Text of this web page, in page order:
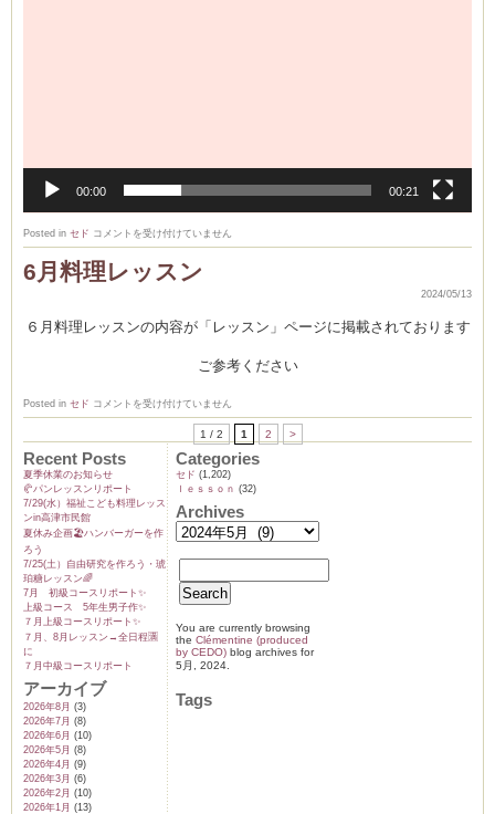
00:00 00:21
Posted in セド 🍀
お
か
ら
コメントを受け付けていません
6月料理レッスン
2024/05/13
６月料理レッスンの内容が「レッスン」ページに掲載されております
ご参考ください
Posted in セド 6
理
レ
ッ
ス
ン
は
コメントを受け付けていません
1 / 2 1 2 >
Recent Posts
夏季休業のお知らせ
🥐パンレッスンリポート
7/29(水）福祉こども料理レッス
ンin高津市民館
夏休み企画🏖️ハンバーガーを作
ろう
7/25(土）自由研究を作ろう・琥
珀糖レッスン🌈
7月 初級コースリポート✨️
上級コース 5年生男子作✨️
７月上級コースリポート✨️
７月、8月レッスン→全日程🈵
に
７月中級コースリポート
アーカイブ
2026年8月 (3)
2026年7月 (8)
2026年6月 (10)
2026年5月 (8)
2026年4月 (9)
2026年3月 (6)
2026年2月 (10)
2026年1月 (13)
Categories
セド (1,202)
ｌｅｓｓｏｎ (32)
Archives
You are currently browsing
the Clémentine (produced
by CEDO)blog archives for
5月, 2024.
Tags